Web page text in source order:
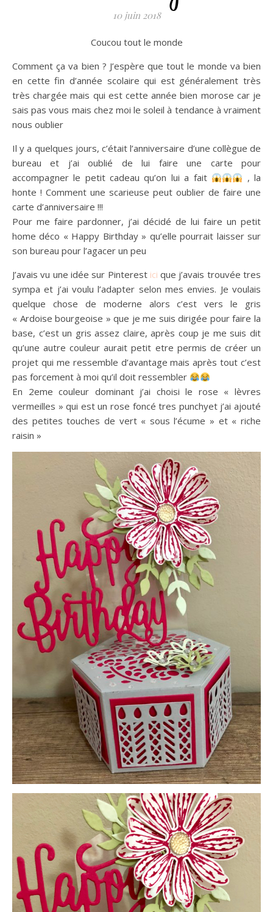
10 juin 2018
Coucou tout le monde
Comment ça va bien ? J’espère que tout le monde va bien
en cette fin d’année scolaire qui est généralement très
très chargée mais qui est cette année bien morose car je
sais pas vous mais chez moi le soleil à tendance à vraiment
nous oublier
Il y a quelques jours, c’était l’anniversaire d’une collègue de
bureau et j’ai oublié de lui faire une carte pour
accompagner le petit cadeau qu’on lui a fait
, la
honte ! Comment une scarieuse peut oublier de faire une
carte d’anniversaire !!!
Pour me faire pardonner, j’ai décidé de lui faire un petit
home déco « Happy Birthday » qu’elle pourrait laisser sur
son bureau pour l’agacer un peu
J’avais vu une idée sur Pinterest ici que j’avais trouvée tres
sympa et j’ai voulu l’adapter selon mes envies. Je voulais
quelque chose de moderne alors c’est vers le gris
« Ardoise bourgeoise » que je me suis dirigée pour faire la
base, c’est un gris assez claire, après coup je me suis dit
qu’une autre couleur aurait petit etre permis de créer un
projet qui me ressemble d’avantage mais après tout c’est
pas forcement à moi qu’il doit ressembler
En 2eme couleur dominant j’ai choisi le rose « lèvres
vermeilles » qui est un rose foncé tres punchyet j’ai ajouté
des petites touches de vert « sous l’écume » et « riche
raisin »